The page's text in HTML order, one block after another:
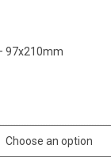
97x210mm